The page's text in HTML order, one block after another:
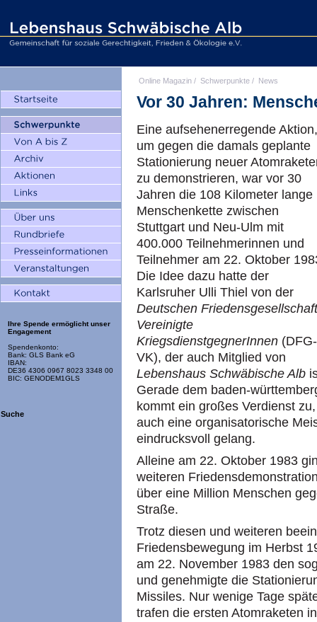
Ihre Spende ermöglicht unser
Engagement
Spendenkonto:
Bank: GLS Bank eG
IBAN:
DE36 4306 0967 8023 3348 00
BIC: GENODEM1GLS
Suche
Online Magazin / Schwerpunkte / News
Vor 30 Jahren:
Eine aufsehenerregende Aktion,
um gegen die damals geplante
Stationierung neuer
zu demonstrieren, war vor 30
Jahren die 108 Kilometer lange
Menschenkette zwischen
Stuttgart und Neu-Ulm mit
400.000 Teilnehmerinnen und
Teilnehmer am 22. Oktober
Die Idee dazu hatte der
Karlsruher Ulli Thiel von der
Deutschen
Vereinigte
KriegsdienstgegnerInnen (DFG-
VK), der auch Mitglied von
Lebenshaus Schwäbische Alb
Gerade dem baden-
kommt ein großes Verdienst
auch eine organisatorische
eindrucksvoll gelang.
Alleine am 22. Oktober 1983
weiteren
über eine Million Menschen
Straße.
Trotz diesen und weiteren
Friedensbewegung im Herbst
am 22. November 1983 den
und genehmigte die
Missiles. Nur wenige Tage
trafen die ersten Atomraketen